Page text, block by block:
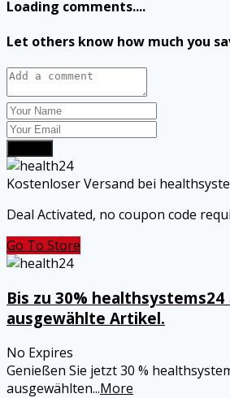
Loading comments....
Let others know how much you
Kostenloser Versand bei
Deal Activated, no coupon code
Go To Store
Bis zu 30%
ausgewählte Artikel.
No Expires
Genießen Sie jetzt 30 %
ausgewählten...More